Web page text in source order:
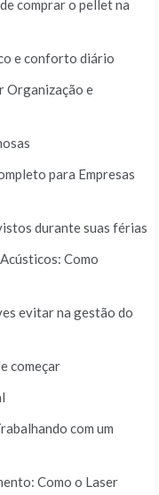
comprar o pellet na
e conforto diário
Organização e
para Empresas
durante suas férias
Como
evitar na gestão do
começar
com um
Como o Laser